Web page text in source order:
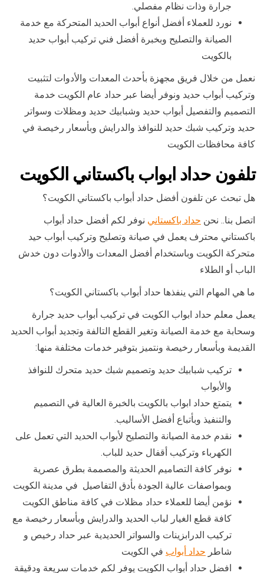
جرارة وذات نظام مفصلي.
نورد للعملاء أفضل أنواع أبواب الحديد المتحركة مع خدمة
الصيانة والتصليح وبخبرة أفضل فني تركيب أبواب حديد
بالكويت
نعمل من خلال فريق مجهزة بأحدث المعدات والأدوات لتثبيت
وتركيب أبواب حديد ونوفر أيضا عبر حداد عام الكويت خدمة
التصميم والتفصيل أبواب حديد وشبابيك حديد ومظلات وسواتر
حديد وتركيب شبك حديد للنوافذ والدرايش وبأسعار رخيصة في
كافة محافظات الكويت
تلفون حداد ابواب باكستاني الكويت
هل تبحث عن تلفون أفضل حداد أبواب باكستاني الكويت؟
اتصل بنا.. نحن حداد باكستاني نوفر لكم أفضل حداد أبواب
باكستاني محترف يعمل في صيانة وتصليح وتركيب أبواب حيد
متحركة الكويت وباستخدام أفضل المعدات والأدوات دون خدش
الباب أو الطلاء
ما هي المهام التي ينفذها حداد أبواب باكستاني الكويت؟
يعمل معلم حداد ابواب الكويت في تركيب أبواب حديد جرارة
وسحابة مع خدمة الصيانة وتغير القطع التالفة وتجديد أبواب الحديد
القديمة وبأسعار رخيصة ونتميز بتوفير خدمات مختلفة منها:
تركيب شبابيك حديد وتصميم شبك حديد متحرك للنوافذ
والأبواب
يتمتع حداد ابواب بالكويت بالخبرة العالية في التصميم
والتنفيذ وبأتباع أفضل الأساليب.
نقدم خدمة الصيانة والتصليح لأبواب الحديد التي تعمل على
الكهرباء وتركيب أقفال حديد للباب.
نوفر كافة التصاميم الحديثة والمصممة بطرق عصرية
وبمواصفات عالية الجودة بأدق التفاصيل في مدينة الكويت
نؤمن أيضا للعملاء حداد مظلات في كافة مناطق الكويت
كافة قطع الغيار لباب الحديد والدرايش وبأسعار رخيصة مع
تركيب الدرابزينات والسواتر الحديدية عبر حداد رخيص و
شاطر حداد أبواب في الكويت
افضل حداد أبواب الكويت يوفر لكم خدمات سريعة ودقيقة